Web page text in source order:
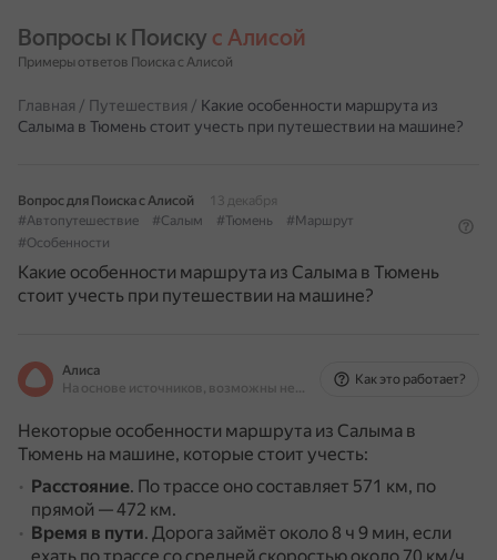
Вопросы к Поиску с Алисой
Примеры ответов Поиска с Алисой
Главная / Путешествия / Какие особенности маршрута из
Салыма в Тюмень стоит учесть при путешествии на машине?
Вопрос для Поиска с Алисой
13 декабря
#Автопутешествие
#Салым #Тюмень
#Маршрут
#Особенности
Какие особенности маршрута из Салыма в Тюмень
стоит учесть при путешествии на машине?
Алиса
На основе источников, возможны неточности
Как это работает?
Некоторые особенности маршрута из Салыма в
Тюмень на машине, которые стоит учесть:
Расстояние. По трассе оно составляет 571 км, по
прямой — 472 км.
Время в пути. Дорога займёт около 8 ч 9 мин, если